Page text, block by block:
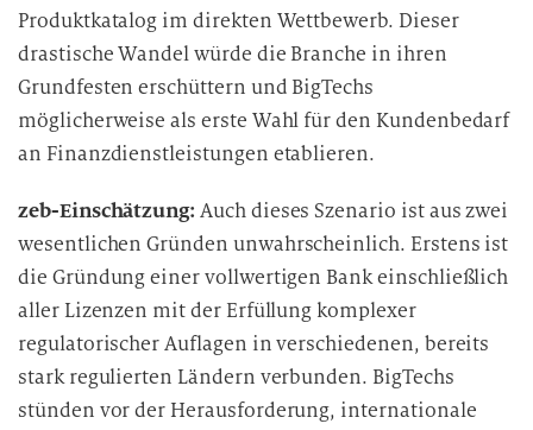
Produktkatalog im direkten Wettbewerb. Dieser
drastische Wandel würde die Branche in ihren
Grundfesten erschüttern und BigTechs
möglicherweise als erste Wahl für den Kundenbedarf
an Finanzdienstleistungen etablieren.
zeb-Einschätzung: Auch dieses Szenario ist aus zwei
wesentlichen Gründen unwahrscheinlich. Erstens ist
die Gründung einer vollwertigen Bank einschließlich
aller Lizenzen mit der Erfüllung komplexer
regulatorischer Auflagen in verschiedenen, bereits
stark regulierten Ländern verbunden. BigTechs
stünden vor der Herausforderung, internationale